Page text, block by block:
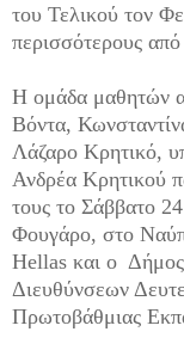
του Τελικού τον
περισσότερους
Η ομάδα μαθητών
Βόντα,
Λάζαρο Κρητικό,
Ανδρέα Κρητικού
τους το Σάββατο
Φουγάρο, στο
Hellas και ο
Διευθύνσεων
Πρωτοβάθμιας